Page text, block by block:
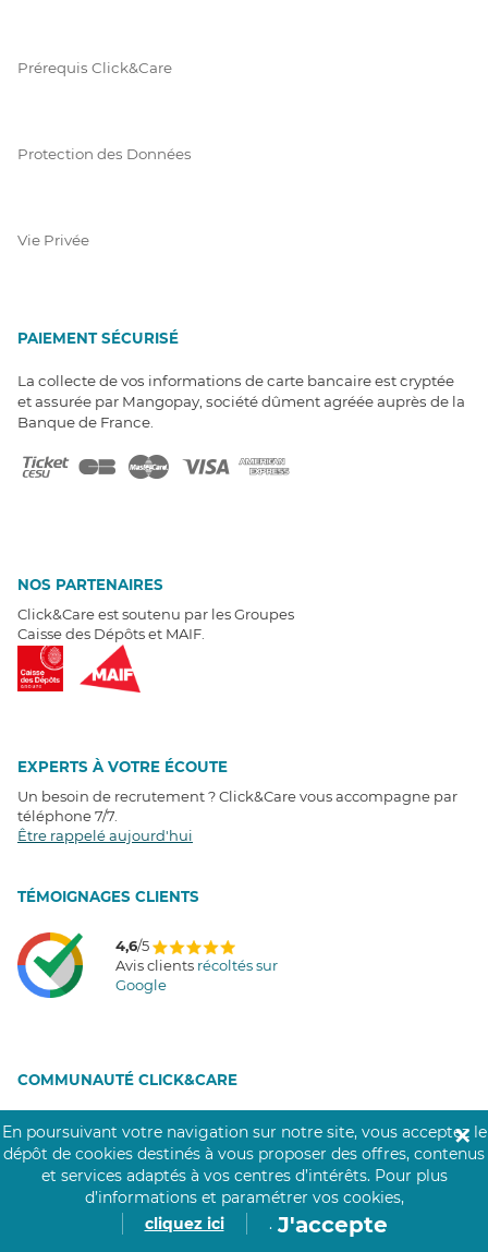
Prérequis Click&Care
Protection des Données
Vie Privée
PAIEMENT SÉCURISÉ
La collecte de vos informations de carte bancaire est cryptée
et assurée par Mangopay, société dûment agréée auprès de la
Banque de France.
NOS PARTENAIRES
Click&Care est soutenu par les Groupes
Caisse des Dépôts et MAIF.
EXPERTS À VOTRE ÉCOUTE
Un besoin de recrutement ? Click&Care vous accompagne par
téléphone 7/7
Être rappelé aujourd'hui
TÉMOIGNAGES CLIENTS
4,6/5
Avis clients récoltés sur
Google
COMMUNAUTÉ CLICK&CARE
En poursuivant votre navigation sur notre site, vous acceptez le
dépôt de cookies destinés à vous proposer des offres, contenus
et services adaptés à vos centres d’intérêts. Pour plus
d’informations et paramétrer vos cookies,
cliquez ici
. J'accepte
✕